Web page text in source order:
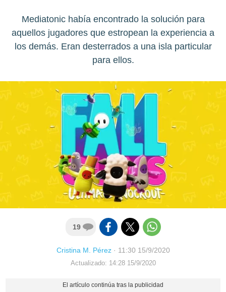
Mediatonic había encontrado la solución para
aquellos jugadores que estropean la experiencia a
los demás. Eran desterrados a una isla particular
para ellos.
19
Cristina M. Pérez· 11:30 15/9/2020
Actualizado: 14:28 15/9/2020